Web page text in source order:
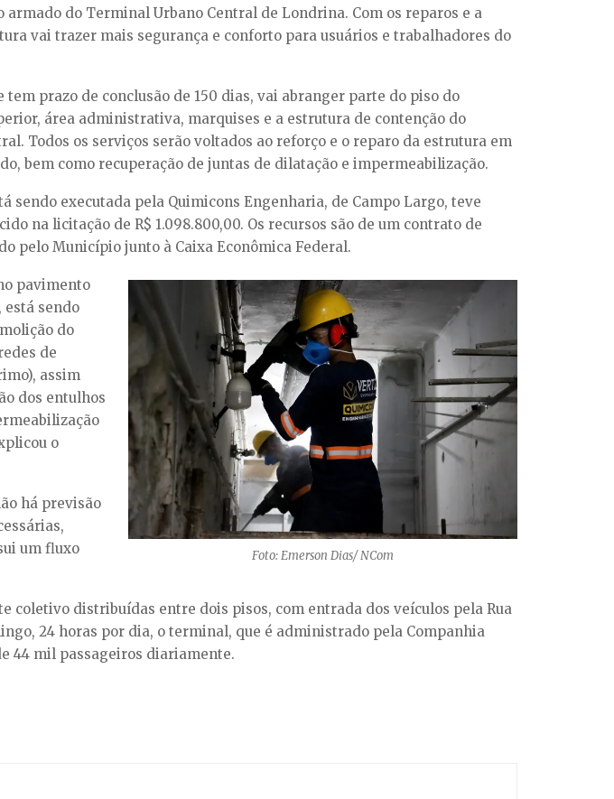
do Terminal Urbano Central de Londrina. Com os reparos e a
vai trazer mais segurança e conforto para usuários e trabalhadores do
tem prazo de conclusão de 150 dias, vai abranger parte do piso do
área administrativa, marquises e a estrutura de contenção do
Todos os serviços serão voltados ao reforço e o reparo da estrutura em
bem como recuperação de juntas de dilatação e impermeabilização.
sendo executada pela Quimicons Engenharia, de Campo Largo, teve
na licitação de R$ 1.098.800,00. Os recursos são de um contrato de
pelo Município junto à Caixa Econômica Federal.
Foto: Emerson Dias/ NCom
pavimento
sendo
do
de
assim
dos entulhos
o
há previsão
um fluxo
distribuídas entre dois pisos, com entrada dos veículos pela Rua
24 horas por dia, o terminal, que é administrado pela Companhia
44 mil passageiros diariamente.